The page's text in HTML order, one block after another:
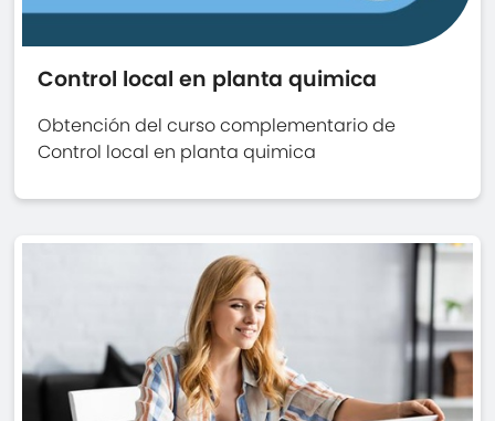
Control local en planta quimica
Obtención del curso complementario de
Control local en planta quimica